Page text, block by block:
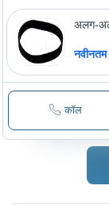
अलग-
कॉल